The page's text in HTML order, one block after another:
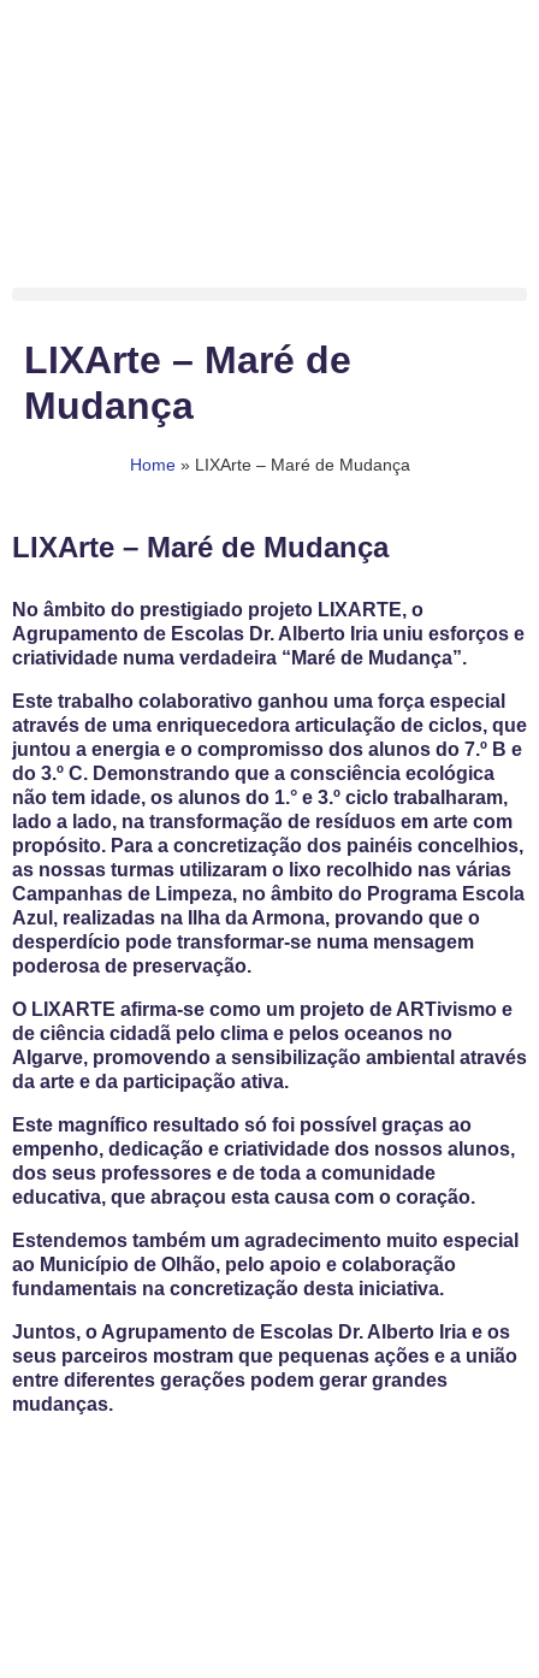
LIXArte – Maré de
Mudança
Home» LIXArte – Maré de Mudança
LIXArte – Maré de Mudança
No âmbito do prestigiado projeto LIXARTE, o
Agrupamento de Escolas Dr. Alberto Iria uniu esforços e
criatividade numa verdadeira “Maré de Mudança”.
Este trabalho colaborativo ganhou uma força especial
através de uma enriquecedora articulação de ciclos, que
juntou a energia e o compromisso dos alunos do 7.º B e
do 3.º C. Demonstrando que a consciência ecológica
não tem idade, os alunos do 1.° e 3.º ciclo trabalharam,
lado a lado, na transformação de resíduos em arte com
propósito. Para a concretização dos painéis concelhios,
as nossas turmas utilizaram o lixo recolhido nas várias
Campanhas de Limpeza, no âmbito do Programa Escola
Azul, realizadas na Ilha da Armona, provando que o
desperdício pode transformar-se numa mensagem
poderosa de preservação.
O LIXARTE afirma-se como um projeto de ARTivismo e
de ciência cidadã pelo clima e pelos oceanos no
Algarve, promovendo a sensibilização ambiental através
da arte e da participação ativa.
Este magnífico resultado só foi possível graças ao
empenho, dedicação e criatividade dos nossos alunos,
dos seus professores e de toda a comunidade
educativa, que abraçou esta causa com o coração.
Estendemos também um agradecimento muito especial
ao Município de Olhão, pelo apoio e colaboração
fundamentais na concretização desta iniciativa.
Juntos, o Agrupamento de Escolas Dr. Alberto Iria e os
seus parceiros mostram que pequenas ações e a união
entre diferentes gerações podem gerar grandes
mudanças.